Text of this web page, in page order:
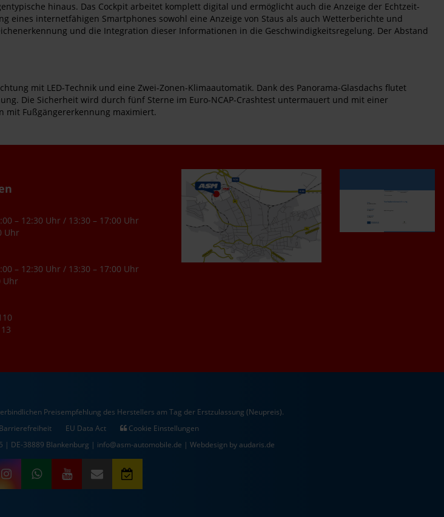
hinaus. Das Cockpit arbeitet komplett digital und ermöglicht auch die Anzeige der Echtzeit-
internetfähigen Smartphones sowohl eine Anzeige von Staus als auch Wetterberichte und
und die Integration dieser Informationen in die Geschwindigkeitsregelung. Der Abstand
mit LED-Technik und eine Zwei-Zonen-Klimaautomatik. Dank des Panorama-Glasdachs flutet
Die Sicherheit wird durch fünf Sterne im Euro-NCAP-Crashtest untermauert und mit einer
mit Fußgängererkennung maximiert.
– 12:30 Uhr / 13:30 – 17:00 Uhr
Uhr
– 12:30 Uhr / 13:30 – 17:00 Uhr
Uhr
Preisempfehlung des Herstellers am Tag der Erstzulassung (Neupreis).
Barrierefreiheit EU Data Act
Cookie Einstellungen
| DE-38889 Blankenburg | info@asm-automobile.de | Webdesign by audaris.de